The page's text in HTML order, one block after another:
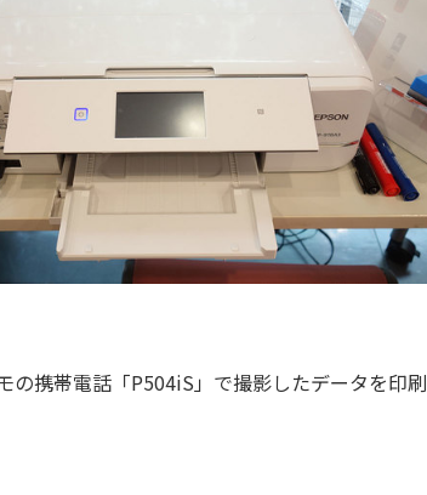
携帯電話「P504iS」で撮影したデータを印